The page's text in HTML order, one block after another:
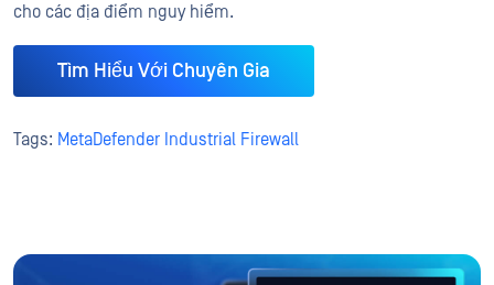
cho các địa điểm nguy hiểm.
Tìm Hiểu Với Chuyên Gia
Tags: MetaDefender Industrial Firewall